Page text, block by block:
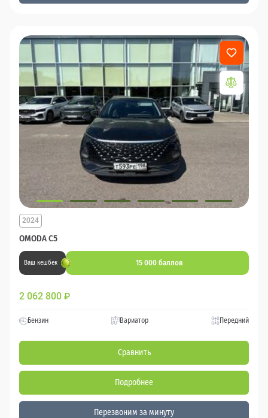
OMODA C5
2024
Ваш кешбек 15 000 баллов
2 062 800 ₽
Бензин Вариатор Передний
Сравнить
Подробнее
Перезвоним за минуту